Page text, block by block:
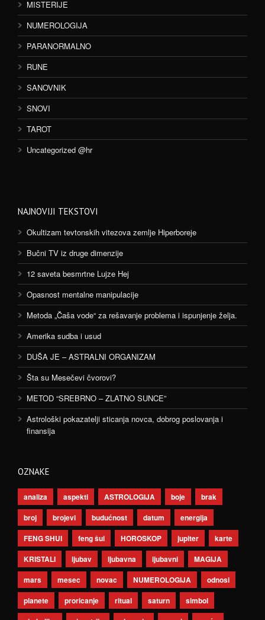
MISTERIJE
NUMEROLOGIJA
PARANORMALNO
RUNE
SANOVNIK
SNOVI
TAROT
Uncategorized @hr
NAJNOVIJI TEKSTOVI
Okultizam tevtonskih vitezova zemlje Hiperboreje
Bučni TV iz druge dimenzije
12 saveta besmrtne Lujze Hej
Opasnost mentalne manipulacije
Metoda „Čaša vode“ za rešavanje problema i ispunjenje želja.
Amerika sudba i usud
DUŠA JE – ASTRALNI ORGANIZAM
Šta su Mesečevi čvorovi?
METOD “SREBRNO – ZLATNO SUNCE”
Astrološki pokazatelji sticanja novca, dobrog poslovanja i
finansija
OZNAKE
analiza aspekti ASTROLOGIJA boje
brak
broj
brojevi budućnost datum
energija
FENG SHUI
feng šui HOROSKOP jupiter
karte
KRISTALI
ljubav ljubavna ljubavni
MAGIJA
mars
mesec novac NUMEROLOGIJA
odnosi
planete
proricanje ritual saturn
simbol